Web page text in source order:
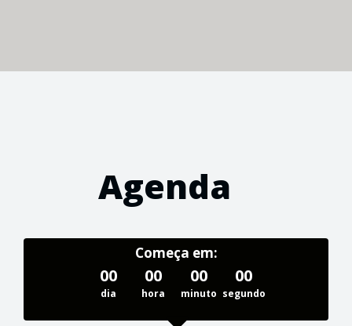
Agenda
Começa em:
00
dia
00
hora
00
minuto
00
segundo